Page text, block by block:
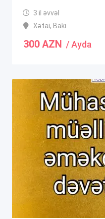
3 il əvvəl
Xətai, Bakı
300 AZN / Ayda